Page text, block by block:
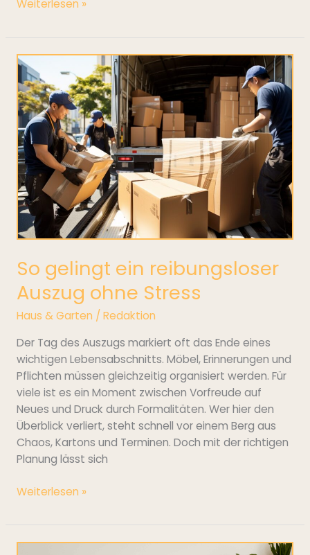
Weiterlesen »
So gelingt ein reibungsloser
Auszug ohne Stress
Haus & Garten / Redaktion
Der Tag des Auszugs markiert oft das Ende eines
wichtigen Lebensabschnitts. Möbel, Erinnerungen und
Pflichten müssen gleichzeitig organisiert werden. Für
viele ist es ein Moment zwischen Vorfreude auf
Neues und Druck durch Formalitäten. Wer hier den
Überblick verliert, steht schnell vor einem Berg aus
Chaos, Kartons und Terminen. Doch mit der richtigen
Planung lässt sich
So
gelingt
ein
reibungsloser
Auszug
ohne
Stress
Weiterlesen »